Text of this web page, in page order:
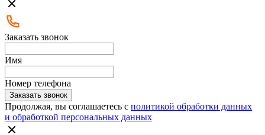
Заказать звонок
Имя
Номер телефона
Заказать звонок
Продолжая, вы соглашаетесь с политикой обработки данных
и обработкой персональных данных